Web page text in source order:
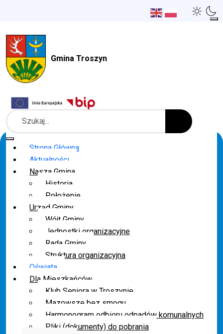
Gmina Troszyn
Szukaj
Strona Główna
Aktualności
Nasza Gmina
Historia
Położenie
Urząd Gminy
Wójt Gminy
Jednostki organizacyjne
Rada Gminy
Struktura organizacyjna
Oświata
Dla Mieszkańców
Klub Seniora w Troszynie
Mazowsze bez smogu
Harmonogram odbioru odpadów komunalnych
Pliki (dokumenty) do pobrania